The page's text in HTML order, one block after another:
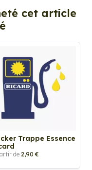
cet article
Trappe Essence
de 2,90 €